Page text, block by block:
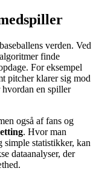
verden. Ved
finde
For eksempel
pitcher klarer sig mod
en spiller
også af fans og
. Hvor man
simple statistikker, kan
dataanalyser, der